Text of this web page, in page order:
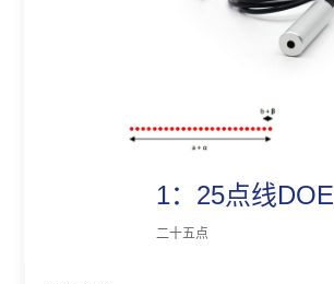
1：25点线DOE
二十五点